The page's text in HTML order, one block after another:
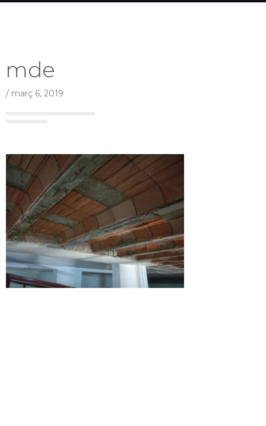
mde
/ març 6, 2019